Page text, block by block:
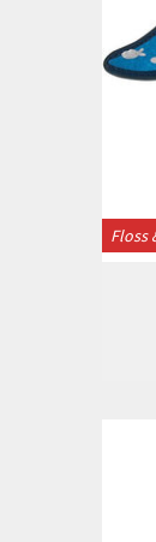
Floss